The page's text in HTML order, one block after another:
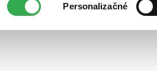
Personalizačné